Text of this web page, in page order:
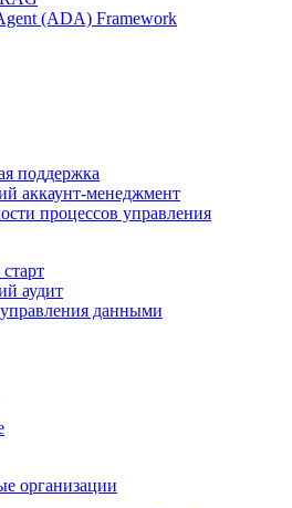
(ADA) Framework
поддержка
аккаунт-менеджмент
процессов управления
аудит
данными
организации